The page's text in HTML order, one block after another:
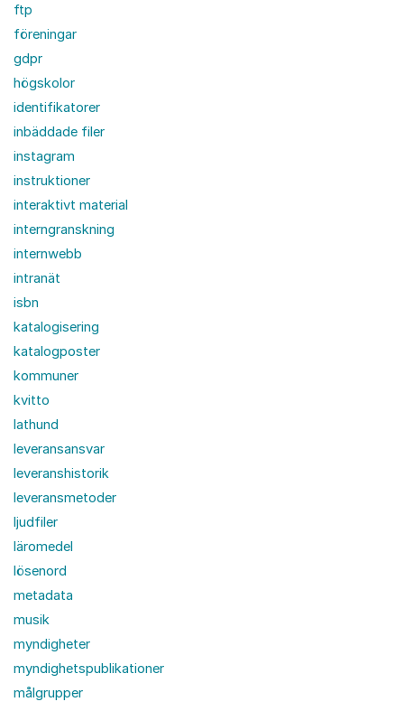
ftp
föreningar
gdpr
högskolor
identifikatorer
inbäddade filer
instagram
instruktioner
interaktivt material
interngranskning
internwebb
intranät
isbn
katalogisering
katalogposter
kommuner
kvitto
lathund
leveransansvar
leveranshistorik
leveransmetoder
ljudfiler
läromedel
lösenord
metadata
musik
myndigheter
myndighetspublikationer
målgrupper